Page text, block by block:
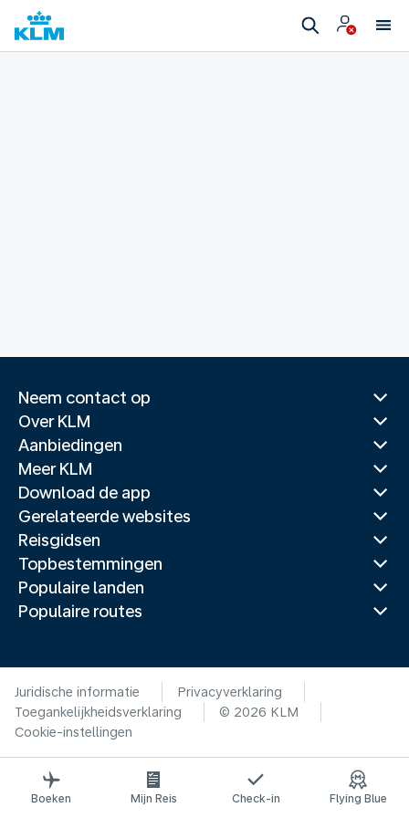
Neem contact op
Over KLM
Aanbiedingen
Meer KLM
Download de app
Gerelateerde websites
Reisgidsen
Topbestemmingen
Populaire landen
Populaire routes
Juridische informatie
Privacyverklaring
Toegankelijkheidsverklaring
© 2026 KLM
Cookie-instellingen
Boeken Mijn Reis Check-in Flying Blue